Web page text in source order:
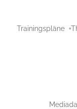
Trainingspläne